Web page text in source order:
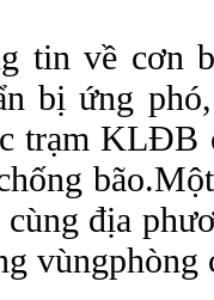
tin về cơn
bị ứng
trạm KLĐB
địa
vùngphòng